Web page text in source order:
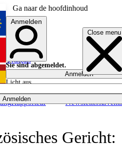
Ga naar de hoofdinhoud
Close menu
Anmelden
Rapporteur NewslettersEvents
English
Français
Anmelden
Sie sind abgemeldet.
Anmelden
Licht aus
Gericht: